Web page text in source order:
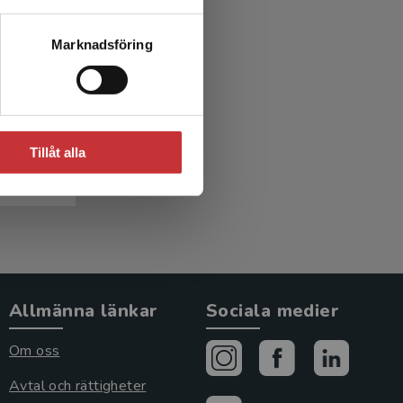
Marknadsföring
Tillåt alla
på
Allmänna länkar
Om oss
Avtal och rättigheter
Sociala medier